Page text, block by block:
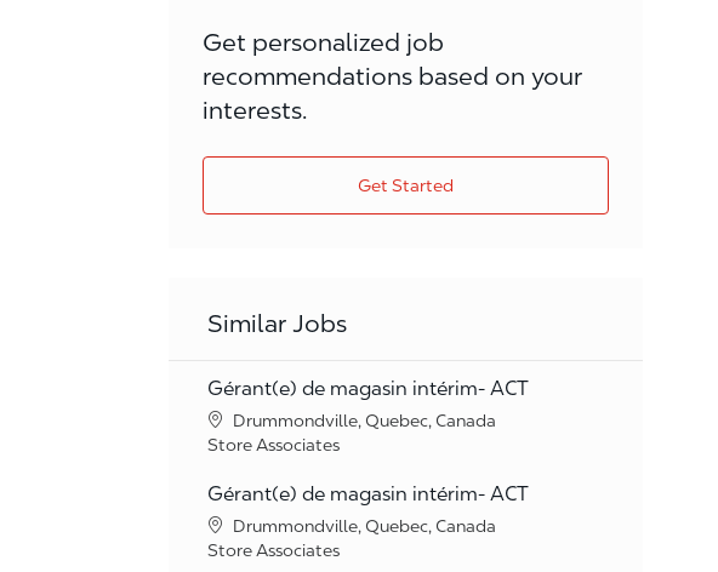
Get personalized job
recommendations based on your
interests.
Get Started
Similar Jobs
Gérant(e) de magasin intérim- ACT
Location
Drummondville, Quebec, Canada
Category
Store Associates
Gérant(e) de magasin intérim- ACT
Location
Drummondville, Quebec, Canada
Category
Store Associates